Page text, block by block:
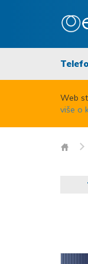
Web
više o